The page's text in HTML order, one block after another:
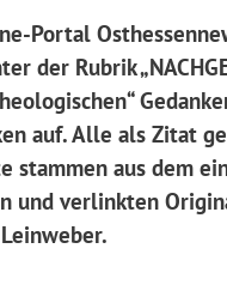
Portal
der Rubrik
auf. Alle als Zitat
stammen aus dem
und verlinkten